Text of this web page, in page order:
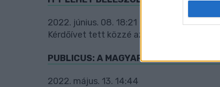
I want
web
I want
2022. június. 08. 18:21
Kérdőívet tett közzé az önkormányzat,
PUBLICUS: A MAGYAROK CSAKNEM
2022. május. 13. 14:44